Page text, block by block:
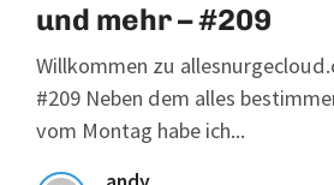
und mehr – #209
Willkommen zu
#209 Neben dem alles
vom Montag habe ich...